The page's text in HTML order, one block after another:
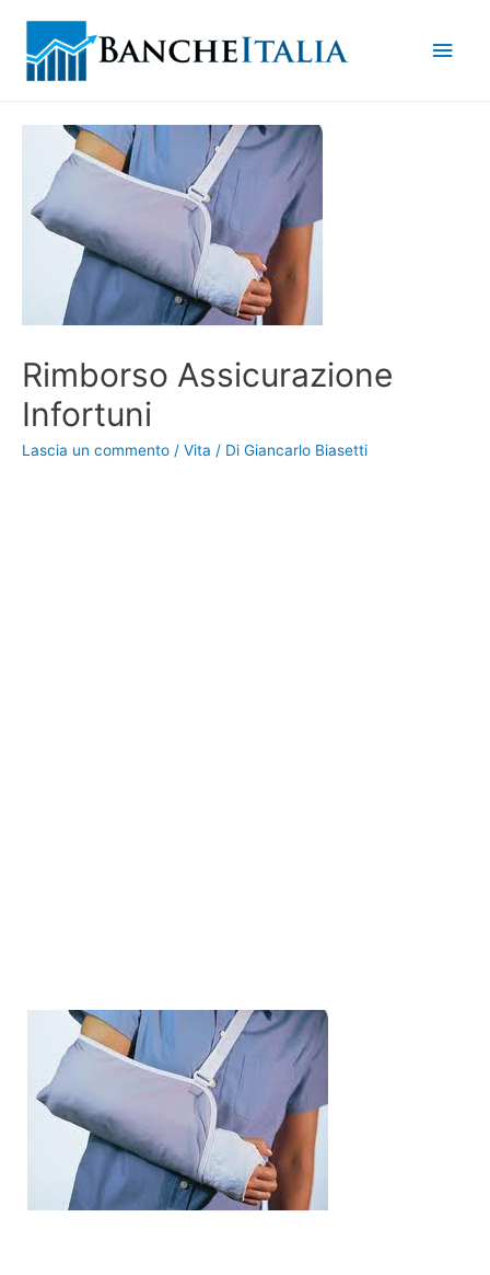
Rimborso Assicurazione
Infortuni
Lascia un commento / Vita / Di Giancarlo Biasetti